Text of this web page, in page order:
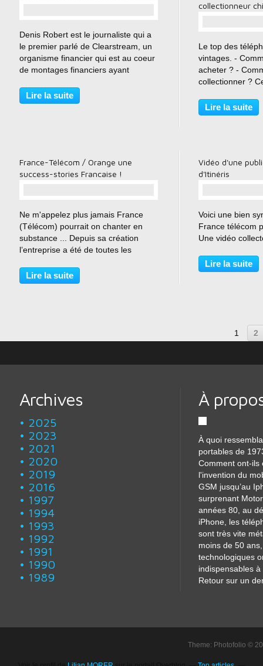
Denis Robert est le journaliste qui a
le premier parlé de Clearstream, un
organisme financier qui est au coeur
de montages financiers ayant
annonce de L'Enquête, film de
Vincent Graenq avec Gilles
Lire la suite
collectionneur
Le top des
vintages. -
acheter ? -
collectionner ?
Franck
Lire la suite
France-Télécom / Orange une
success-stories Francaise !
Ne m'appelez plus jamais France
(Télécom) pourrait on chanter en
substance ... Depuis sa création
l’entreprise a été de toutes les
au GSM, de l'emblématique Bibop et
des Pagers jusqu'à la 3 et 4G,
Lire la suite
Vidéo d'une
d'Itinéris
Voici une bien
France télécom
Une vidéo
Lire la suite
1 2
Archives
2025
2023
2021
2020
2019
2016
1997
1994
1993
1992
1991
1990
1989
À
À quoi
portables de
Comment ont-ils
l'invention du
GSM jusqu’au
surprenant
années 80, au
iPhone, les
sont très vite
moins de 50
technologiques
indispensables
Retour sur un
Theme: Photofolio ©